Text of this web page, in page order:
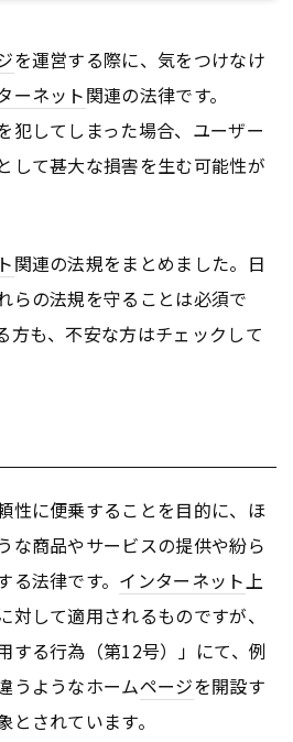
を運営する際に、気をつけなけ
ーネット関連の法律です。
犯してしまった場合、ユーザー
して甚大な損害を生む可能性が
関連の法規をまとめました。日
らの法規を守ることは必須で
方も、不安な方はチェックして
性に便乗することを目的に、ほ
な商品やサービスの提供や紛ら
法律です。 インターネット上
対して適用されるものですが、
する行為（第12号）」にて、例
うようなホームページを開設す
されています。